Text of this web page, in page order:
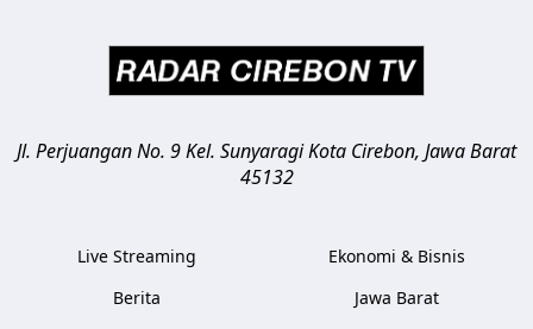
Jl. Perjuangan No. 9 Kel. SunyaragiKota Cirebon, Jawa Barat
45132
Live Streaming
Berita
Ekonomi & Bisnis
Jawa Barat